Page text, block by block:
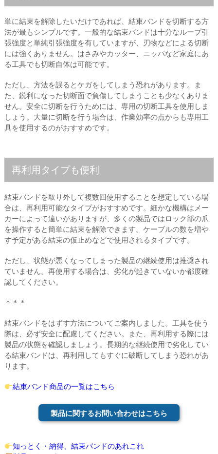
単に結束を解除したいだけであれば、結束バンドを切断する方
法が最もシンプルです。一般的な結束バンドは十分なループ引
張強度と単純引張強度を有していますが、刃物などによる切断
には強くありません。はさみやカッター、ニッパなど家庭にあ
る工具でも切断自体は可能です。
ただし、方法を誤るとケガをしてしまう恐れがあります。ま
た、鋭利になった切断面で負傷してしまうことも少なくありま
せん。安全に切断を行うためには、専用の切断工具を使用しま
しょう。大量に切断を行う場合は、作業効率の点からも専用工
具を使用するのがおすすめです。
再利用タイプも便利
結束バンドを取り外して複数回使用することを想定している場
合は、再利用可能なタイプがおすすめです。細かな機構はメー
カーによって違いがありますが、多くの製品ではロック部の爪
を操作すると簡単に結束を解除できます。ケーブルの数を増や
す予定がある結束の仮止めなどで使用されるタイプです。
ただし、状態が悪くなってしまった製品の継続使用は推奨され
ていません。再使用する場合は、劣化が起きていないか都度確
認してください。
＊＊＊
結束バンドをはずす方法についてご案内しました。工具を使う
際は、必ず安全に配慮してください。また、再利用する際には
製品の状態を確認しましょう。長期的な継続使用で劣化してい
る結束バンドは、再利用してもすぐに破断してしまう恐れがあ
ります。
結束バンド商品の一覧はこちら
製品に関するお問い合わせはこちら
知っとく・納得、結束バンドのあれこれ